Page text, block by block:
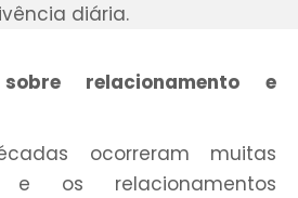
diária.
sobre relacionamento e
ocorreram muitas
e os relacionamentos